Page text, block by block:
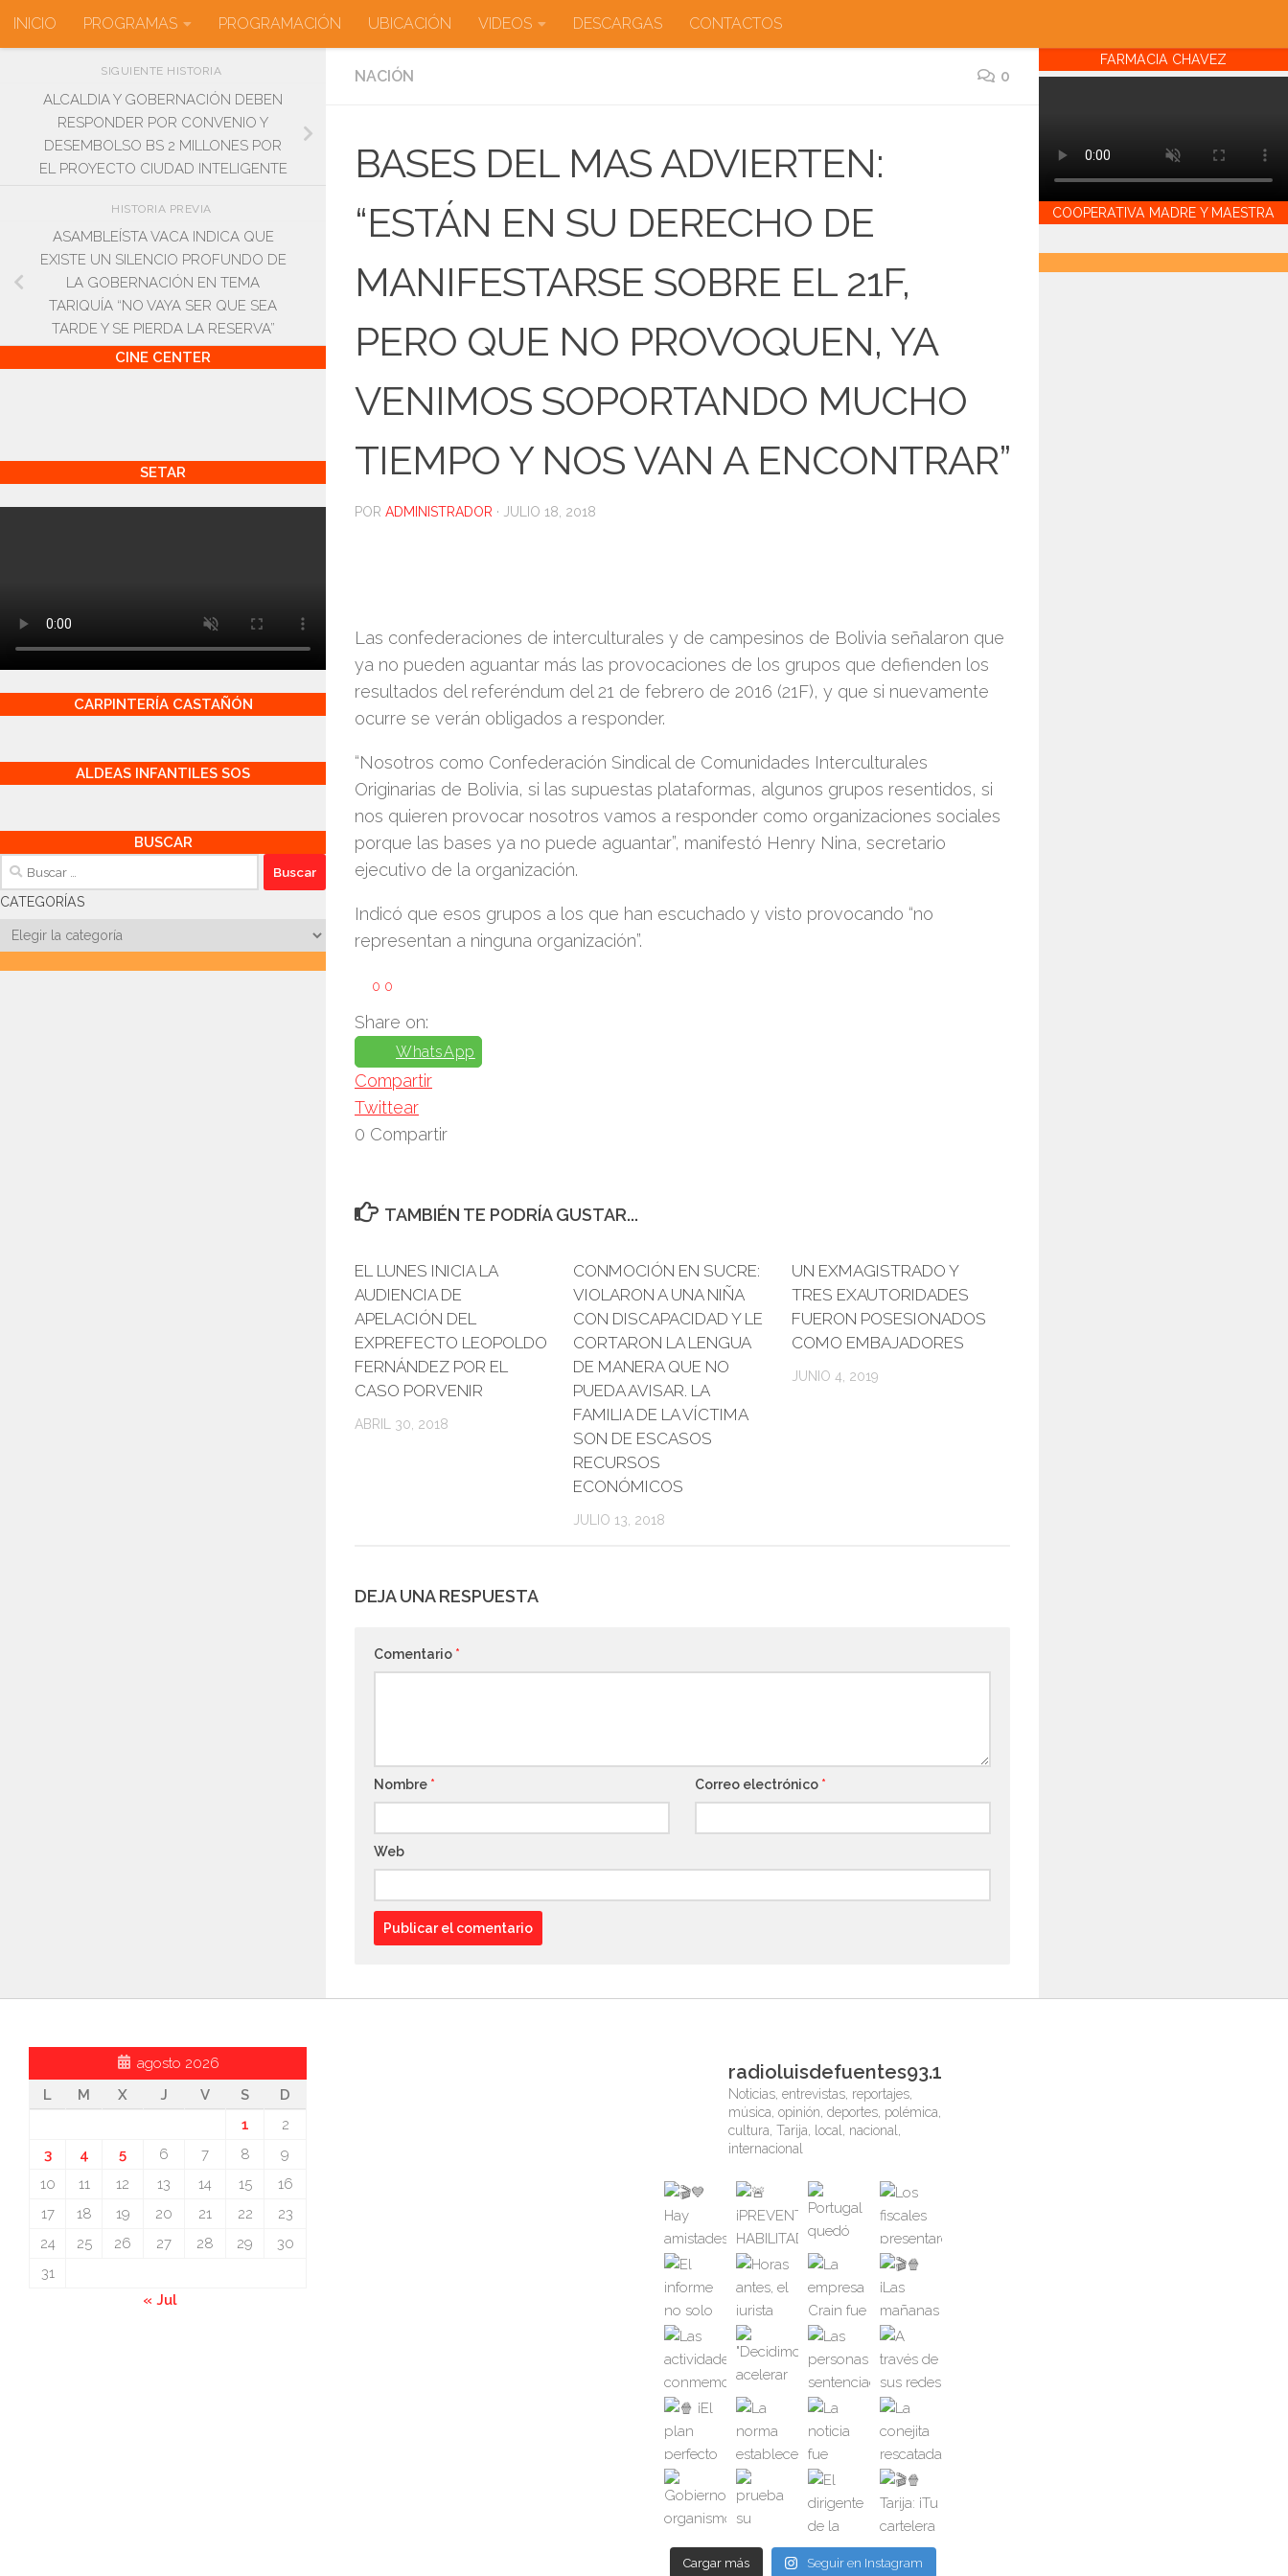
Saltar al contenido
INICIO PROGRAMAS PROGRAMACIÓN UBICACIÓN VIDEOS DESCARGAS CONTACTOS
NACIÓN 0
BASES DEL MAS ADVIERTEN:
“ESTÁN EN SU DERECHO DE
MANIFESTARSE SOBRE EL 21F,
PERO QUE NO PROVOQUEN, YA
VENIMOS SOPORTANDO MUCHO
TIEMPO Y NOS VAN A ENCONTRAR”
POR ADMINISTRADOR · JULIO 18, 2018
Las confederaciones de interculturales y de campesinos de Bolivia señalaron que
ya no pueden aguantar más las provocaciones de los grupos que defienden los
resultados del referéndum del 21 de febrero de 2016 (21F), y que si nuevamente
ocurre se verán obligados a responder.
“Nosotros como Confederación Sindical de Comunidades Interculturales
Originarias de Bolivia, si las supuestas plataformas, algunos grupos resentidos, si
nos quieren provocar nosotros vamos a responder como organizaciones sociales
porque las bases ya no puede aguantar”, manifestó Henry Nina, secretario
ejecutivo de la organización.
Indicó que esos grupos a los que han escuchado y visto provocando “no
representan a ninguna organización”.
0 0
Share on:
WhatsApp
Compartir
Twittear
0 Compartir
TAMBIÉN TE PODRÍA GUSTAR...
EL LUNES INICIA LA
AUDIENCIA DE
APELACIÓN DEL
EXPREFECTO LEOPOLDO
FERNÁNDEZ POR EL
CASO PORVENIR
ABRIL 30, 2018
CONMOCIÓN EN SUCRE:
VIOLARON A UNA NIÑA
CON DISCAPACIDAD Y LE
CORTARON LA LENGUA
DE MANERA QUE NO
PUEDA AVISAR. LA
FAMILIA DE LA VÍCTIMA
SON DE ESCASOS
RECURSOS
ECONÓMICOS
JULIO 13, 2018
UN EXMAGISTRADO Y
TRES EXAUTORIDADES
FUERON POSESIONADOS
COMO EMBAJADORES
JUNIO 4, 2019
DEJA UNA RESPUESTA
Comentario *
Nombre * Correo electrónico *
Web
SIGUIENTE HISTORIA
ALCALDIA Y GOBERNACIÓN DEBEN
RESPONDER POR CONVENIO Y
DESEMBOLSO BS 2 MILLONES POR
EL PROYECTO CIUDAD INTELIGENTE
HISTORIA PREVIA
ASAMBLEÍSTA VACA INDICA QUE
EXISTE UN SILENCIO PROFUNDO DE
LA GOBERNACIÓN EN TEMA
TARIQUÍA “NO VAYA SER QUE SEA
TARDE Y SE PIERDA LA RESERVA”
CINE CENTER
SETAR
CARPINTERÍA CASTAÑÓN
ALDEAS INFANTILES SOS
BUSCAR
Buscar:
CATEGORÍAS
Categorías
FARMACIA CHAVEZ
COOPERATIVA MADRE Y MAESTRA
agosto 2026
L
M X J V S
D
1
2
3
4 5 6 7 8
9
10
11 12 13 14 15
16
17
18 19 20 21 22
23
24
25 26 27 28 29
30
31
« Jul
radioluisdefuentes93.1
Noticias, entrevistas, reportajes,
música, opinión, deportes, polémica,
cultura, Tarija, local, nacional,
internacional
Cargar más Seguir en Instagram